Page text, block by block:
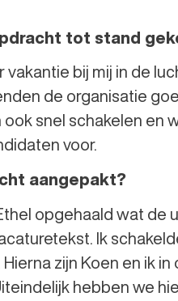
tot stand
vakantie bij mij in de
de organisatie
ook snel schakelen
voor.
aangepakt?
opgehaald wat de
Ik
zijn Koen en ik
hebben we